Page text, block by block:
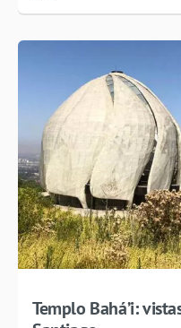
Templo Bahá’i: